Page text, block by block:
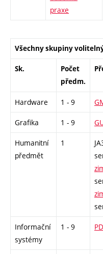
praxe
Všechny skupiny
Sk.
Počet
předm.
Hardware 1 - 9
Grafika 1 - 9
Humanitní
předmět
1
Informační
systémy
1 - 9